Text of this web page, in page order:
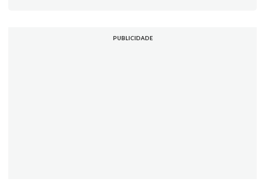
PUBLICIDADE